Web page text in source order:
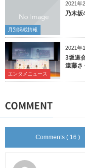
2021年
月別掲載情報
乃木坂
2021年
エンタメニュース
3坂道
遠藤さ
COMMENT
Comments ( 16 )